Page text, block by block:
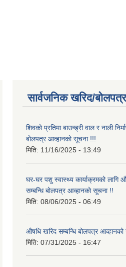
सार्वजनिक खरिद/
शिवको प्रतिमा बाउन्ड्री वाल र नाली
बोलपत्र आव्हानको सूचना !!!
मिति: 11/16/2025 - 13:49
घर-घर पशु स्वास्थ्य कार्याक्रमको लागि
सम्बन्धि बोलपत्र आव्हानको सूचना !!
मिति: 08/06/2025 - 06:49
औषधि खरिद सम्बन्धि बोलपत्र
मिति: 07/31/2025 - 16:47